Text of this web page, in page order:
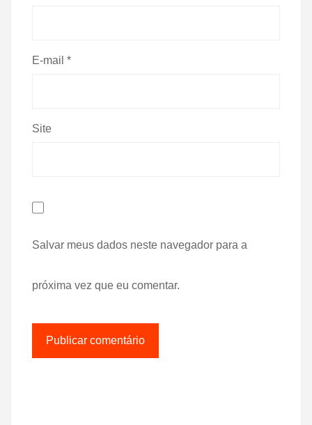
E-mail *
Site
Salvar meus dados neste navegador para a
próxima vez que eu comentar.